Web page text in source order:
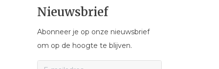
Nieuwsbrief
Abonneer je op onze nieuwsbrief
om op de hoogte te blijven.